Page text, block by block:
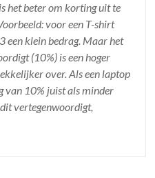
het beter om korting uit te
voor een T-shirt
een klein bedrag. Maar het
(10%) is een hoger
over. Als een laptop
van 10% juist als minder
vertegenwoordigt,